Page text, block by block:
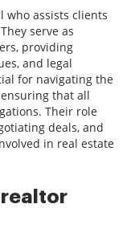
who assists clients
serve as
providing
and legal
for navigating the
that all
Their role
deals, and
in real estate